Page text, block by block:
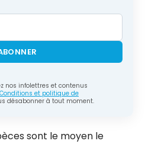
nos infolettres et contenus
Conditions et politique de
désabonner à tout moment.
sont le moyen le